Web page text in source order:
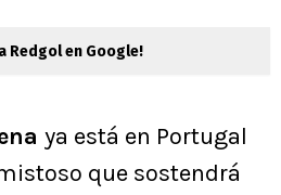
Redgol en Google!
ya está en Portugal
que sostendrá